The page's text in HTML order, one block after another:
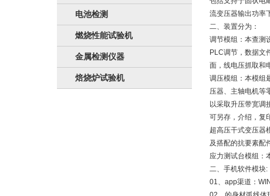
电池检测
燃烧性能试验机
金属检测仪器
焙烧炉试验机
流变压器输出功率
二、装置分为：
调节模组：本查测
PLC调节，数据文
面，线电压抓取和
调压模组：本模组
压器、主轴电机等
以采取升压带宽调
可另存，介绍，复
超高压干式变压器
及搭配的抗要素配
应力测试台模组：
二、手机软件模块:
01、app渠道：